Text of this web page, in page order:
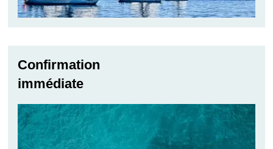
Confirmation
immédiate